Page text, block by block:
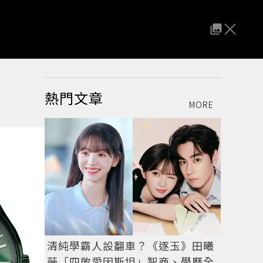
熱門文章 MORE
清純學霸人設翻車？《逐玉》田曦